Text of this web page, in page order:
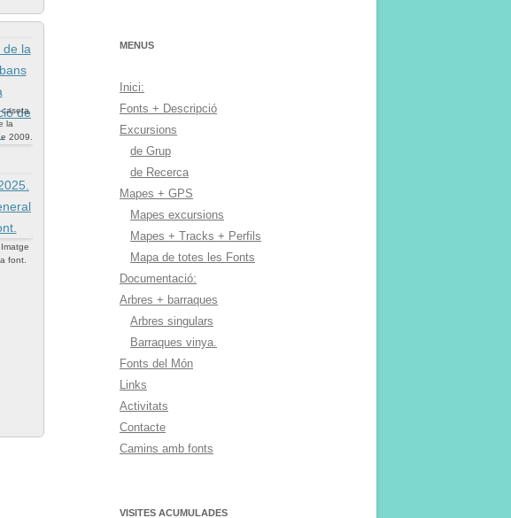
la
2009.
font.
MENUS
Inici:
Fonts + Descripció
Excursions
de Grup
de Recerca
Mapes + GPS
Mapes excursions
Mapes + Tracks + Perfils
Mapa de totes les Fonts
Documentació:
Arbres + barraques
Arbres singulars
Barraques vinya.
Fonts del Món
Links
Activitats
Contacte
Camins amb fonts
VISITES ACUMULADES